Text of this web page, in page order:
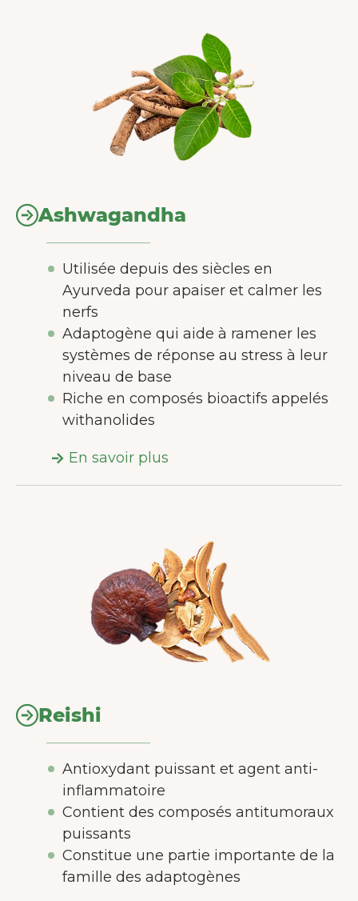
Ashwagandha
Utilisée depuis des siècles en
Ayurveda pour apaiser et calmer les
nerfs
Adaptogène qui aide à ramener les
systèmes de réponse au stress à leur
niveau de base
Riche en composés bioactifs appelés
withanolides
En savoir plus
Reishi
Antioxydant puissant et agent anti-
inflammatoire
Contient des composés antitumoraux
puissants
Constitue une partie importante de la
famille des adaptogènes